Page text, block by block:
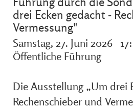
drei Ecken gedacht -
Vermessung"
Samstag, 27. Juni 2026
Öffentliche Führung
Die Ausstellung „Um drei
Rechenschieber und